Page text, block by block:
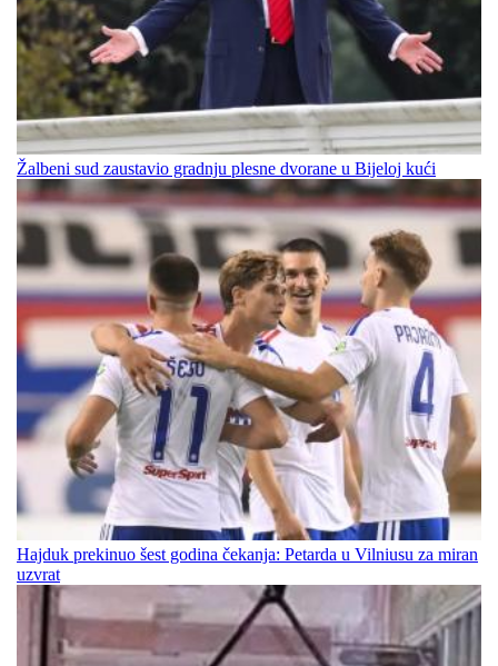
Žalbeni sud zaustavio gradnju plesne dvorane u Bijeloj kući
Hajduk prekinuo šest godina čekanja: Petarda u Vilniusu za miran
uzvrat